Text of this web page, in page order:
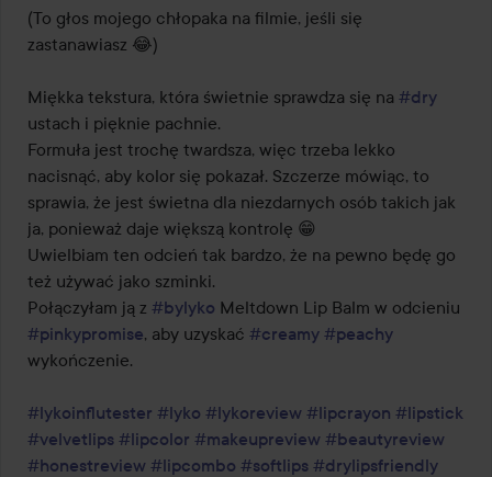
z
5
(To głos mojego chłopaka na filmie, jeśli się
zastanawiasz 😂)
Miękka tekstura, która świetnie sprawdza się na #dry
ustach i pięknie pachnie.
Formuła jest trochę twardsza, więc trzeba lekko
nacisnąć, aby kolor się pokazał. Szczerze mówiąc, to
sprawia, że jest świetna dla niezdarnych osób takich jak
ja, ponieważ daje większą kontrolę 😁
Uwielbiam ten odcień tak bardzo, że na pewno będę go
też używać jako szminki.
Połączyłam ją z #bylyko
#pinkypromise, aby uzyskać #creamy #peachy
wykończenie.
#lykoinflutester #lyko #lykoreview #lipcrayon #lipstick
#velvetlips #lipcolor #makeupreview #beautyreview
#honestreview #lipcombo #softlips #drylipsfriendly